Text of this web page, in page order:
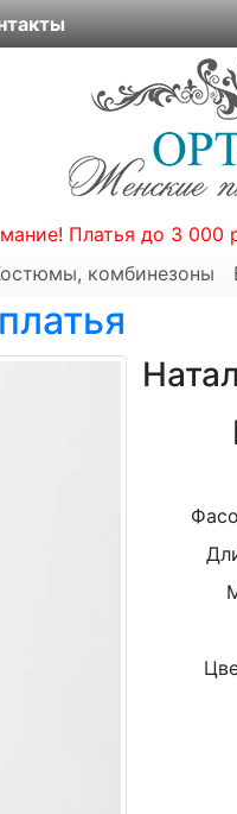
Платья до 3 000
комбинезоны